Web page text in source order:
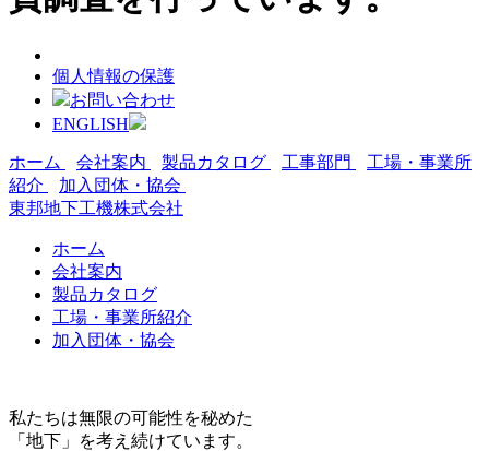
個人情報の保護
お問い合わせ
ENGLISH
ホーム 会社案内 製品カタログ 工事部門
工場・事業所
紹介
加入団体・協会
東邦地下工機株式会社
ホーム
会社案内
製品カタログ
工場・事業所紹介
加入団体・協会
私たちは無限の可能性を秘めた
「地下」を考え続けています。